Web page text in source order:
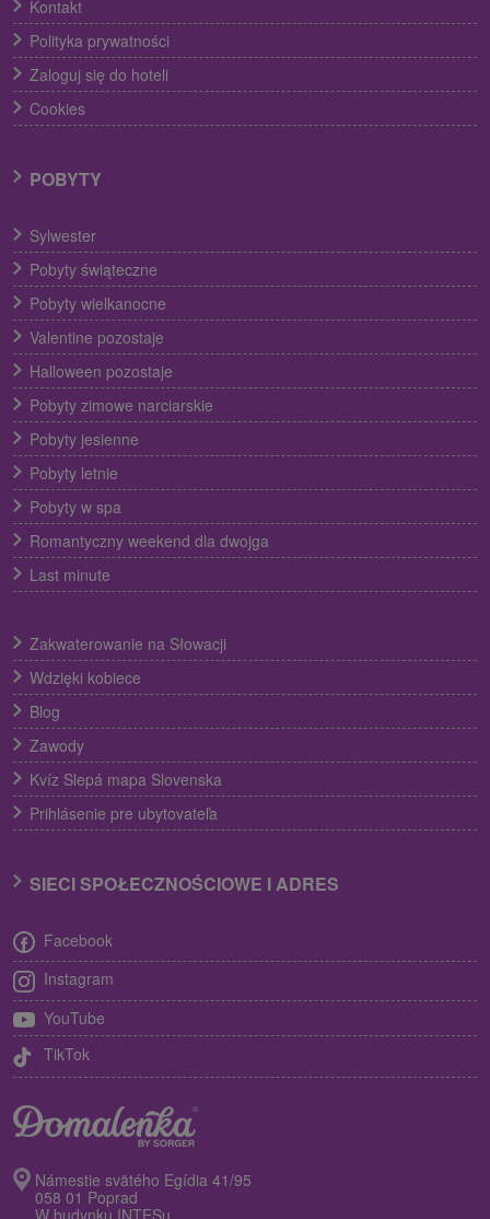
Kontakt
Polityka prywatności
Zaloguj się do hoteli
Cookies
POBYTY
Sylwester
Pobyty świąteczne
Pobyty wielkanocne
Valentine pozostaje
Halloween pozostaje
Pobyty zimowe narciarskie
Pobyty jesienne
Pobyty letnie
Pobyty w spa
Romantyczny weekend dla dwojga
Last minute
Zakwaterowanie na Słowacji
Wdzięki kobiece
Blog
Zawody
Kvíz Slepá mapa Slovenska
Prihlásenie pre ubytovateľa
SIECI SPOŁECZNOŚCIOWE I ADRES
Facebook
Instagram
YouTube
TikTok
Námestie svätého Egídia 41/95
058 01 Poprad
W budynku INTESu